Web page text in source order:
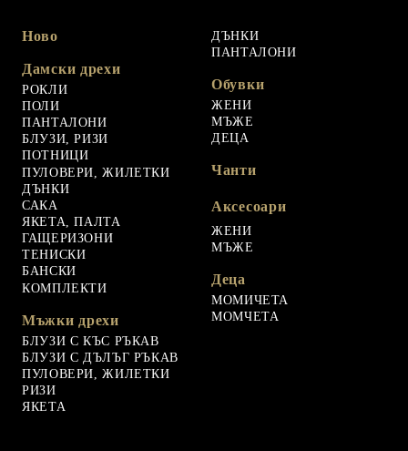
Ново
Дамски дрехи
РОКЛИ
ПОЛИ
ПАНТАЛОНИ
БЛУЗИ, РИЗИ
ПОТНИЦИ
ПУЛОВЕРИ, ЖИЛЕТКИ
ДЪНКИ
САКА
ЯКЕТА, ПАЛТА
ГАЩЕРИЗОНИ
ТЕНИСКИ
БАНСКИ
КОМПЛЕКТИ
Мъжки дрехи
БЛУЗИ С КЪС РЪКАВ
БЛУЗИ С ДЪЛЪГ РЪКАВ
ПУЛОВЕРИ, ЖИЛЕТКИ
РИЗИ
ЯКЕТА
ДЪНКИ
ПАНТАЛОНИ
Обувки
ЖЕНИ
МЪЖЕ
ДЕЦА
Чанти
Аксесоари
ЖЕНИ
МЪЖЕ
Деца
МОМИЧЕТА
МОМЧЕТА